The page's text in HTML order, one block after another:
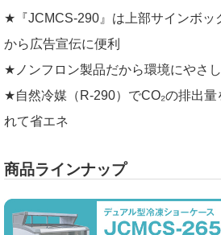
★『JCMCS-290』は上部サインボッ
から広告宣伝に便利
★ノンフロン製品だから環境にやさ
★自然冷媒（R-290）でCO₂の排出量
れて省エネ
商品ラインナップ